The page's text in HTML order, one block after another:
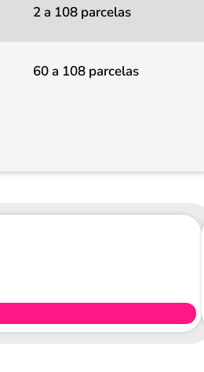
2 a 108 parcelas
60 a 108 parcelas